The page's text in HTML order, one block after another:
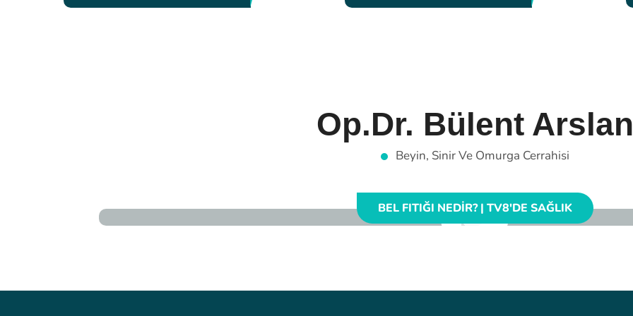
Op.Dr. Bülent Arslan
Beyin, Sinir Ve Omurga Cerrahisi
BEL FITIĞI NEDIR? | TV8'DE SAĞLIK